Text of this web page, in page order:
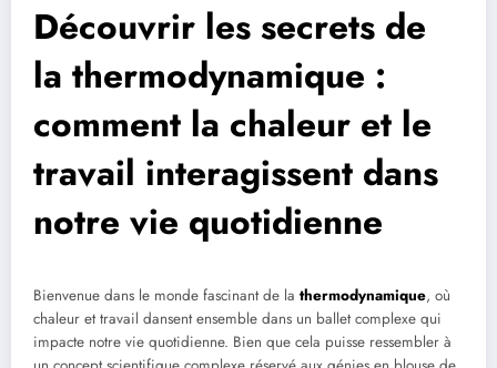
Découvrir les secrets de
la thermodynamique :
comment la chaleur et le
travail interagissent dans
notre vie quotidienne
Bienvenue dans le monde fascinant de la thermodynamique, où
chaleur et travail dansent ensemble dans un ballet complexe qui
impacte notre vie quotidienne. Bien que cela puisse ressembler à